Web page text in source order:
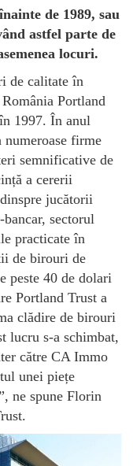
de 1989, sau
astfel parte de
locuri.
de calitate în
Portland
1997. În anul
numeroase firme
semnificative de
a cererii
jucătorii
sectorul
practicate în
de birouri de
peste 40 de dolari
Portland Trust a
clădire de birouri
lucru s-a schimbat,
către CA Immo
unei piețe
ne spune Florin